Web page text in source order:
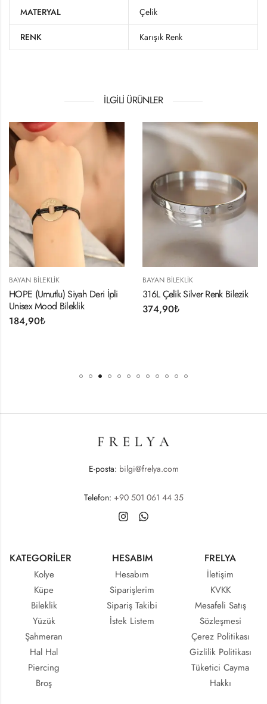
MATERYAL Çelik
RENK Karışık Renk
İLGILI ÜRÜNLER
BAYAN BILEKLIK
HOPE (Umutlu) Siyah Deri İpli
Unisex Mood Bileklik
184,90₺
BAYAN BILEKLIK
316L Çelik Silver Renk Bilezik
374,90₺
E-posta: bilgi@frelya.com
Telefon: +90 501 061 44 35
KATEGORİLER
Kolye
Küpe
Bileklik
Yüzük
Şahmeran
Hal Hal
Piercing
Broş
HESABIM
Hesabım
Siparişlerim
Sipariş Takibi
İstek Listem
FRELYA
İletişim
KVKK
Mesafeli Satış
Sözleşmesi
Çerez Politikası
Gizlilik Politikası
Tüketici Cayma
Hakkı